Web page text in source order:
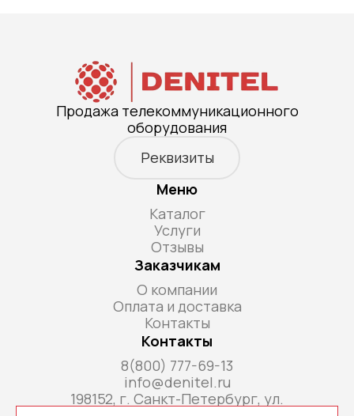
Продажа телекоммуникационного
оборудования
Реквизиты
Меню
Каталог
Услуги
Отзывы
Заказчикам
О компании
Оплата и доставка
Контакты
Контакты
8(800) 777-69-13
info@denitel.ru
198152, г. Санкт-Петербург, ул.